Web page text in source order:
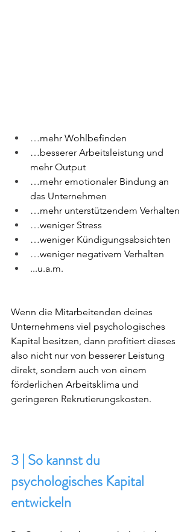
…mehr Wohlbefinden
…besserer Arbeitsleistung und
mehr Output
…mehr emotionaler Bindung an
das Unternehmen
…mehr unterstützendem Verhalten
…weniger Stress
…weniger Kündigungsabsichten
…weniger negativem Verhalten
...u.a.m.
Wenn die Mitarbeitenden deines
Unternehmens viel psychologisches
Kapital besitzen, dann profitiert dieses
also nicht nur von besserer Leistung
direkt, sondern auch von einem
förderlichen Arbeitsklima und
geringeren Rekrutierungskosten.
3 | So kannst du
psychologisches Kapital
entwickeln